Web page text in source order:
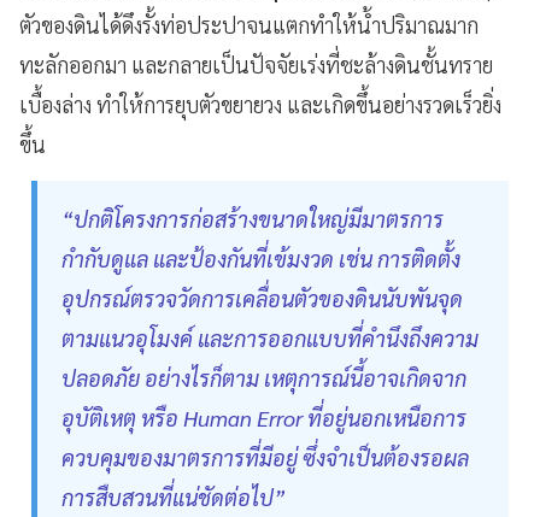
ตัวของดินได้ดึงรั้งท่อประปาจนแตกทำให้น้ำปริมาณมาก
ทะลักออกมา และกลายเป็นปัจจัยเร่งที่ชะล้างดินชั้นทราย
เบื้องล่าง ทำให้การยุบตัวขยายวง และเกิดขึ้นอย่างรวดเร็วยิ่ง
ขึ้น
“ปกติโครงการก่อสร้างขนาดใหญ่มีมาตรการ
กำกับดูแล และป้องกันที่เข้มงวด เช่น การติดตั้ง
อุปกรณ์ตรวจวัดการเคลื่อนตัวของดินนับพันจุด
ตามแนวอุโมงค์ และการออกแบบที่คำนึงถึงความ
ปลอดภัย อย่างไรก็ตาม เหตุการณ์นี้อาจเกิดจาก
อุบัติเหตุ หรือ Human Error ที่อยู่นอกเหนือการ
ควบคุมของมาตรการที่มีอยู่ ซึ่งจำเป็นต้องรอผล
การสืบสวนที่แน่ชัดต่อไป”